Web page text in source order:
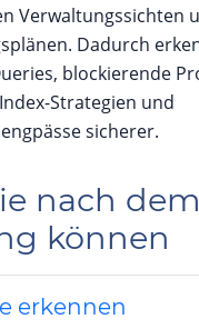
Verwaltungssichten
Dadurch
blockierende
Strategien und
sicherer.
nach dem
können
erkennen